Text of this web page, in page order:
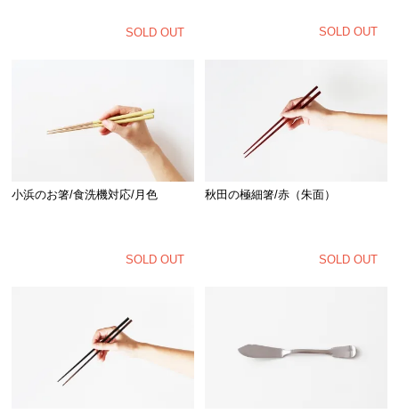
SOLD OUT SOLD OUT
小浜のお箸/食洗機対応/月色
SOLD OUT
秋田の極細箸/赤（朱面）
SOLD OUT